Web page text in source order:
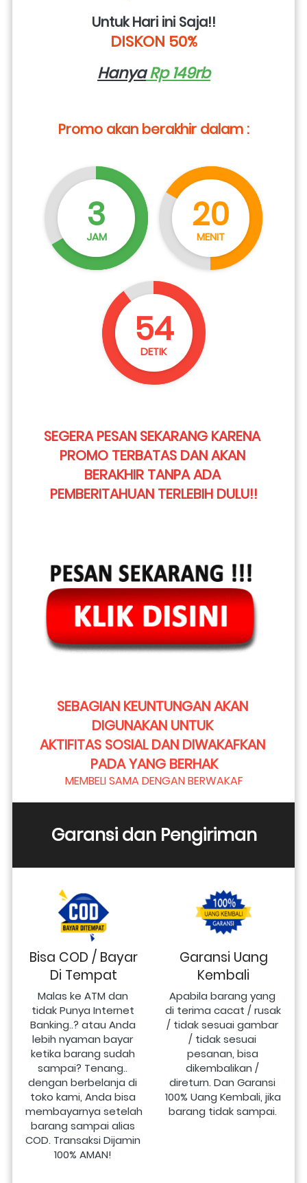
Untuk Hari ini Saja!!
DISKON 50%
Hanya Rp 149rb
Promo akan berakhir dalam :
3
JAM
20
MENIT
52
DETIK
SEGERA PESAN SEKARANG KARENA
PROMO TERBATAS DAN AKAN
BERAKHIR TANPA ADA
PEMBERITAHUAN TERLEBIH DULU!!
SEBAGIAN KEUNTUNGAN AKAN
DIGUNAKAN UNTUK
AKTIFITAS SOSIAL DAN DIWAKAFKAN
PADA YANG BERHAK
MEMBELI SAMA DENGAN BERWAKAF
Garansi dan Pengiriman
Bisa COD / Bayar
Di Tempat
Malas ke ATM dan
tidak Punya Internet
Banking..? atau Anda
lebih nyaman bayar
ketika barang sudah
sampai? Tenang..
dengan berbelanja di
toko kami, Anda bisa
membayarnya setelah
barang sampai alias
COD. Transaksi Dijamin
100% AMAN!
Garansi Uang
Kembali
Apabila barang yang
di terima cacat / rusak
/ tidak sesuai gambar
/ tidak sesuai
pesanan, bisa
dikembalikan /
direturn. Dan Garansi
100% Uang Kembali, jika
barang tidak sampai.